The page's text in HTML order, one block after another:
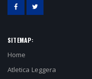
SITEMAP:
Home
Atletica Leggera